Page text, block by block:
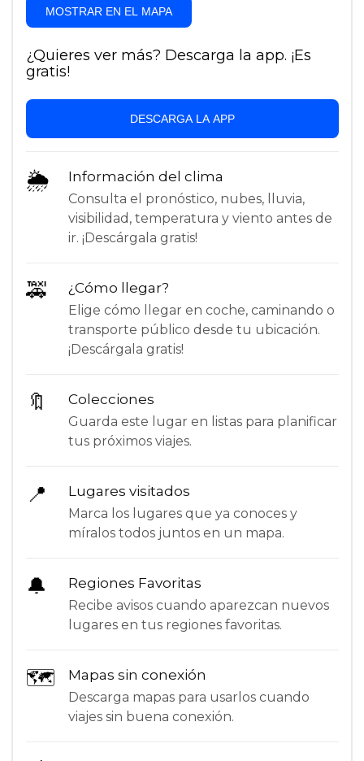
MOSTRAR EN EL MAPA
¿Quieres ver más? Descarga la app. ¡Es
gratis!
DESCARGA LA APP
🌦 Información del clima
Consulta el pronóstico, nubes, lluvia,
visibilidad, temperatura y viento antes de
ir. ¡Descárgala gratis!
🚕 ¿Cómo llegar?
Elige cómo llegar en coche, caminando o
transporte público desde tu ubicación.
¡Descárgala gratis!
🔖 Colecciones
Guarda este lugar en listas para planificar
tus próximos viajes.
📍 Lugares visitados
Marca los lugares que ya conoces y
míralos todos juntos en un mapa.
🔔 Regiones Favoritas
Recibe avisos cuando aparezcan nuevos
lugares en tus regiones favoritas.
🗺 Mapas sin conexión
Descarga mapas para usarlos cuando
viajes sin buena conexión.